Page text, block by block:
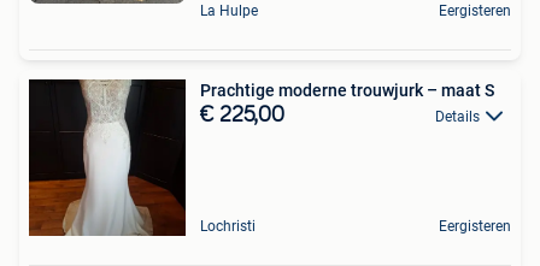
La Hulpe Eergisteren
Prachtige moderne trouwjurk – maat S
€ 225,00 Details
Lochristi Eergisteren